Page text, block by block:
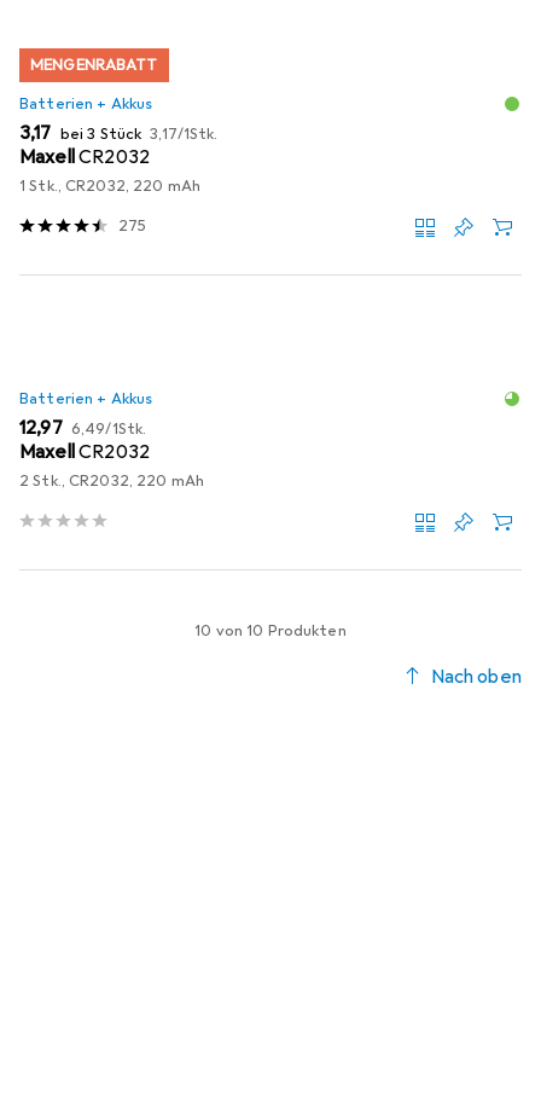
MENGENRABATT
Batterien + Akkus
EUR
3,17 bei 3 Stück EUR
3,17/1Stk.
MaxellCR2032
1 Stk., CR2032, 220 mAh
275
Batterien + Akkus
EUR
12,97 EUR
6,49/1Stk.
MaxellCR2032
2 Stk., CR2032, 220 mAh
10 von 10 Produkten
Nach oben